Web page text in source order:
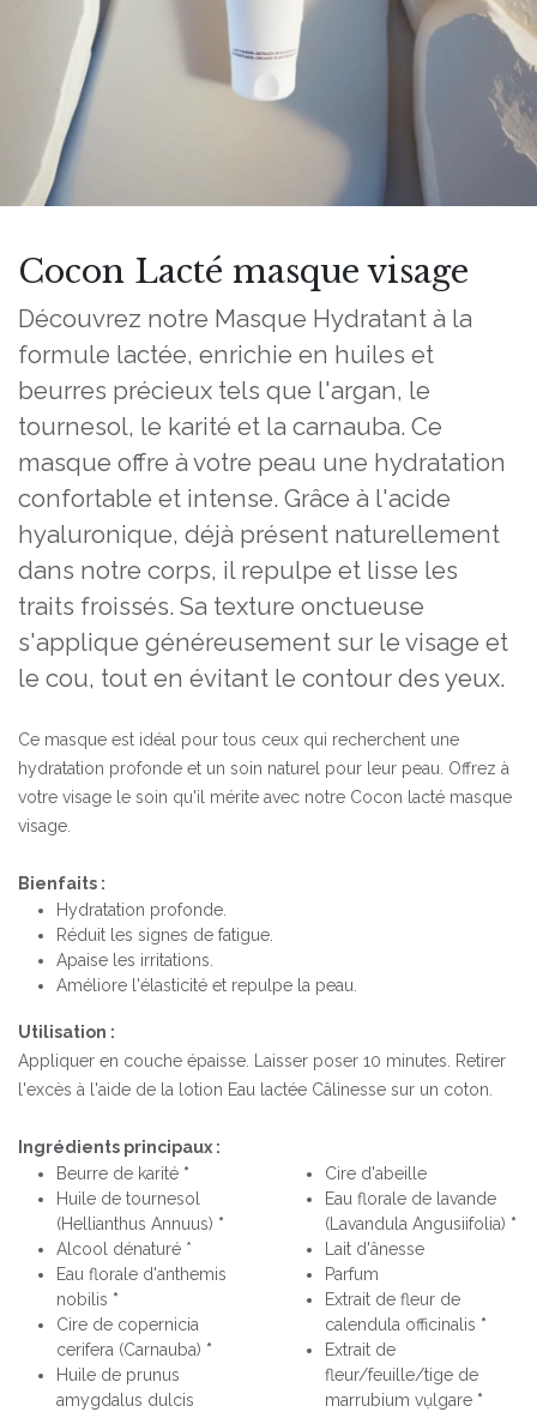
Cocon Lacté masque visage
Découvrez notre Masque Hydratant à la
formule lactée, enrichie en huiles et
beurres précieux tels que l'argan, le
tournesol, le karité et la carnauba. Ce
masque offre à votre peau une hydratation
confortable et intense. Grâce à l'acide
hyaluronique, déjà présent naturellement
dans notre corps, il repulpe et lisse les
traits froissés. Sa texture onctueuse
s'applique généreusement sur le visage et
le cou, tout en évitant le contour des yeux.
Ce masque est idéal pour tous ceux qui recherchent une
hydratation profonde et un soin naturel pour leur peau. Offrez à
votre visage le soin qu'il mérite avec notre Cocon lacté masque
visage.
Bienfaits :
Hydratation profonde.
Réduit les signes de fatigue.
Apaise les irritations.
Améliore l'élasticité et repulpe la peau.
Utilisation :
Appliquer en couche épaisse. Laisser poser 10 minutes. Retirer
l'excès à l'aide de la lotion Eau lactée Câlinesse sur un coton.
Ingrédients principaux :
Beurre de karité *
Huile de tournesol
(Hellianthus Annuus) *
Alcool dénaturé *
Eau florale d'anthemis
nobilis *
Cire de copernicia
cerifera (Carnauba) *
Huile de prunus
amygdalus dulcis
Cire d'abeille
Eau florale de lavande
(Lavandula Angusiifolia) *
Lait d'ânesse
Parfum
Extrait de fleur de
calendula officinalis *
Extrait de
fleur/feuille/tige de
marrubium vụlgare *